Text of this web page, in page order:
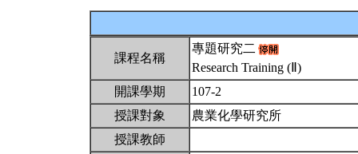
課程名稱
專題研究二
Research Training (Ⅱ)
開課學期
107-2
授課對象
農業化學研究所
授課教師